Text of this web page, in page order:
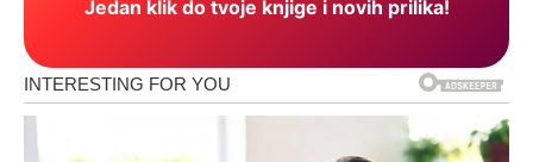
Jedan klik do tvoje knjige i novih prilika!